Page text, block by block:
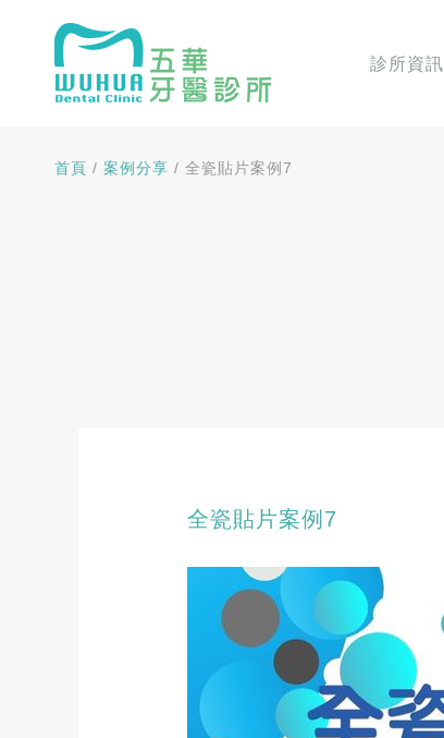
診所資訊
首頁 / 案例分享 / 全瓷貼片案例7
全瓷貼片案例7